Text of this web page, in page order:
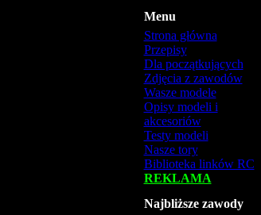
Menu
Strona główna
Przepisy
Dla początkujących
Zdjęcia z zawodów
Wasze modele
Opisy modeli i
akcesoriów
Testy modeli
Nasze tory
Biblioteka linków RC
REKLAMA
Najbliższe zawody